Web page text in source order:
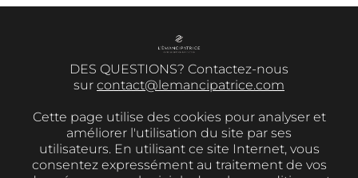
DES QUESTIONS? Contactez-nous
sur contact@lemancipatrice.com
Cette page utilise des cookies pour analyser et
améliorer l'utilisation du site par ses
utilisateurs. En utilisant ce site Internet, vous
consentez expressément au traitement de vos